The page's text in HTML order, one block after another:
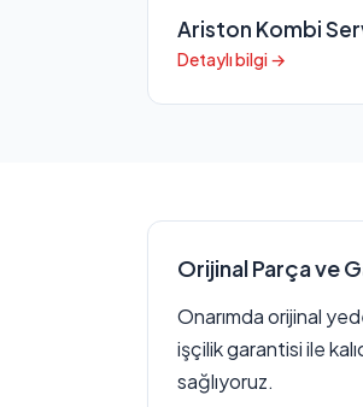
Ariston Kombi
Detaylı bilgi →
Orijinal Parça ve
Onarımda orijinal
işçilik garantisi ile
sağlıyoruz.